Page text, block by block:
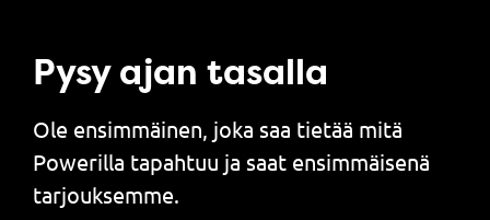
Pysy ajan tasalla
Ole ensimmäinen, joka saa tietää mitä
Powerilla tapahtuu ja saat ensimmäisenä
tarjouksemme.